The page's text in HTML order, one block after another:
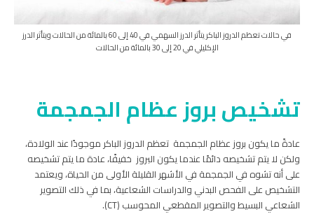
في حالات تعظم الدروز الباكر يتأثر الدرز السهمي في 40 إلى 60 بالمائة من الحالات ويتأثر الدرز
الإكليلي في 20 إلى 30 بالمائة من الحالات
تشخيص بروز عظام الجمجمة
عادةً ما يكون بروز عظام الجمجمة تعظم الدروز الباكر موجودًا عند الولادة،
ولكن لا يتم تشخيصه دائمًا عندما يكون البروز خفيفًا، عادة ما يتم تشخيصه
على أنه تشوه في الجمجمة في الأشهر القليلة الأولى من الحياة، ويعتمد
التشخيص على الفحص البدني والدراسات الشعاعية، بما في ذلك التصوير
الشعاعي البسيط والتصوير المقطعي المحوسب (CT).